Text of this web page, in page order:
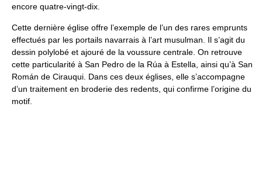
encore quatre-vingt-dix.
Cette dernière église offre l’exemple de l’un des rares emprunts
effectués par les portails navarrais à l’art musulman. Il s’agit du
dessin polylobé et ajouré de la voussure centrale. On retrouve
cette particularité à San Pedro de la Rúa à Estella, ainsi qu’à San
Román de Cirauqui. Dans ces deux églises, elle s’accompagne
d’un traitement en broderie des redents, qui confirme l’origine du
motif.